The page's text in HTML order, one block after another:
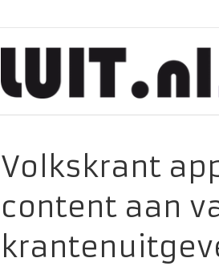
Volkskrant
content aan